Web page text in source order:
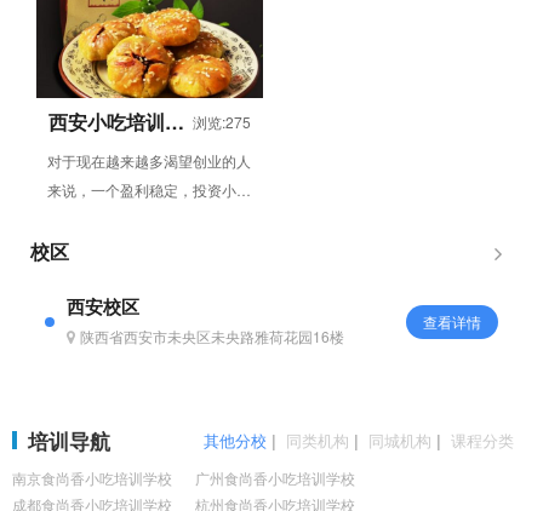
西安小吃培训学 浏览:275
对于现在越来越多渴望创业的人
来说，一个盈利稳定，投资小的
山烧饼就是集这些优点于一身，
校区
西安校区
陕西省西安市未央区未央路雅荷花园16楼
查看详情
其他分校 | 同类机构 | 同城机构 | 课程分类
培训导航
南京食尚香小吃培训学校
广州食尚香小吃培训学校
成都食尚香小吃培训学校
杭州食尚香小吃培训学校